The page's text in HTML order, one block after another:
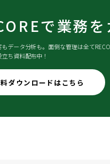
で業務を
データ分析も。面倒な管理は全て
ち資料配布中！
ダウンロード はこちら